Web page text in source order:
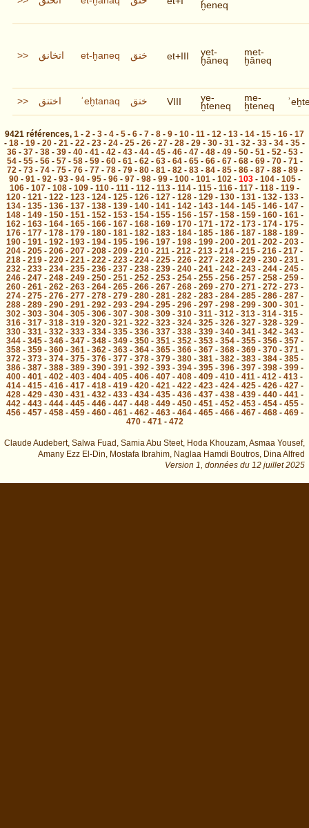
ḫeneq
>> اتخانق et-ḫaneq خنق et+III yet-
ḫāneq
met-
ḫāneq
>> اختنق ʾeḫtanaq خنق VIII ye-
ḫteneq
me-
ḫteneq
9421 références, 1 - 2 - 3 - 4 - 5 - 6 - 7 - 8 - 9 - 10 - 11 - 12 - 13 - 14 - 15 - 16 - 17
- 18 - 19 - 20 - 21 - 22 - 23 - 24 - 25 - 26 - 27 - 28 - 29 - 30 - 31 - 32 - 33 - 34 - 35 -
36- 37- 38- 39- 40- 41- 42- 43- 44- 45- 46- 47- 48- 49- 50- 51- 52- 53-
54- 55- 56- 57- 58- 59- 60- 61- 62- 63- 64- 65- 66- 67- 68- 69- 70- 71-
72- 73- 74- 75- 76- 77- 78- 79- 80- 81- 82- 83- 84- 85- 86- 87- 88- 89-
90- 91- 92- 93- 94- 95- 96- 97- 98- 99- 100- 101- 102- 103- 104- 105-
106 - 107 - 108 - 109 - 110 - 111 - 112 - 113 - 114 - 115 - 116 - 117 - 118 - 119 -
120- 121- 122- 123- 124- 125- 126- 127- 128- 129- 130- 131- 132- 133-
134- 135- 136- 137- 138- 139- 140- 141- 142- 143- 144- 145- 146- 147-
148- 149- 150- 151- 152- 153- 154- 155- 156- 157- 158- 159- 160- 161-
162- 163- 164- 165- 166- 167- 168- 169- 170- 171- 172- 173- 174- 175-
176- 177- 178- 179- 180- 181- 182- 183- 184- 185- 186- 187- 188- 189-
190- 191- 192- 193- 194- 195- 196- 197- 198- 199- 200- 201- 202- 203-
204 - 205 - 206 - 207 - 208 - 209 - 210 - 211 - 212 - 213 - 214 - 215 - 216 - 217 -
218- 219- 220- 221- 222- 223- 224- 225- 226- 227- 228- 229- 230- 231-
232- 233- 234- 235- 236- 237- 238- 239- 240- 241- 242- 243- 244- 245-
246- 247- 248- 249- 250- 251- 252- 253- 254- 255- 256- 257- 258- 259-
260- 261- 262- 263- 264- 265- 266- 267- 268- 269- 270- 271- 272- 273-
274- 275- 276- 277- 278- 279- 280- 281- 282- 283- 284- 285- 286- 287-
288- 289- 290- 291- 292- 293- 294- 295- 296- 297- 298- 299- 300- 301-
302 - 303 - 304 - 305 - 306 - 307 - 308 - 309 - 310 - 311 - 312 - 313 - 314 - 315 -
316- 317- 318- 319- 320- 321- 322- 323- 324- 325- 326- 327- 328- 329-
330- 331- 332- 333- 334- 335- 336- 337- 338- 339- 340- 341- 342- 343-
344- 345- 346- 347- 348- 349- 350- 351- 352- 353- 354- 355- 356- 357-
358- 359- 360- 361- 362- 363- 364- 365- 366- 367- 368- 369- 370- 371-
372- 373- 374- 375- 376- 377- 378- 379- 380- 381- 382- 383- 384- 385-
386- 387- 388- 389- 390- 391- 392- 393- 394- 395- 396- 397- 398- 399-
400 - 401 - 402 - 403 - 404 - 405 - 406 - 407 - 408 - 409 - 410 - 411 - 412 - 413 -
414- 415- 416- 417- 418- 419- 420- 421- 422- 423- 424- 425- 426- 427-
428- 429- 430- 431- 432- 433- 434- 435- 436- 437- 438- 439- 440- 441-
442- 443- 444- 445- 446- 447- 448- 449- 450- 451- 452- 453- 454- 455-
456- 457- 458- 459- 460- 461- 462- 463- 464- 465- 466- 467- 468- 469-
470- 471- 472
Claude Audebert, Salwa Fuad, Samia Abu Steet, Hoda Khouzam, Asmaa Yousef,
Amany Ezz El-Din, Mostafa Ibrahim, Naglaa Hamdi Boutros, Dina Alfred
Version 1, données du 12 juillet 2025